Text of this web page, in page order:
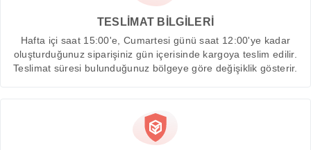
TESLİMAT BİLGİLERİ
Hafta içi saat 15:00'e, Cumartesi günü saat 12:00'ye kadar
oluşturduğunuz siparişiniz gün içerisinde kargoya teslim edilir.
Teslimat süresi bulunduğunuz bölgeye göre değişiklik gösterir.